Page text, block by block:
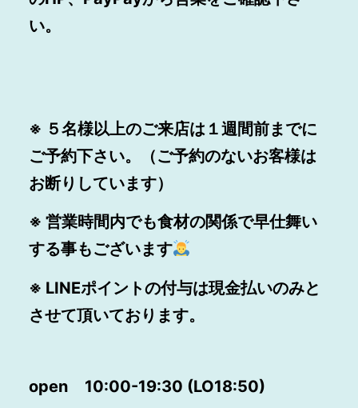
い。
※ ５名様以上のご来店は１週間前までに
ご予約下さい。（ご予約のないお客様は
お断りしています）
※ 営業時間内でも食材の関係で早仕舞い
する事もございます
※ LINEポイントの付与は現金払いのみと
させて頂いております。
open 10:00-19:30 (LO18:50)